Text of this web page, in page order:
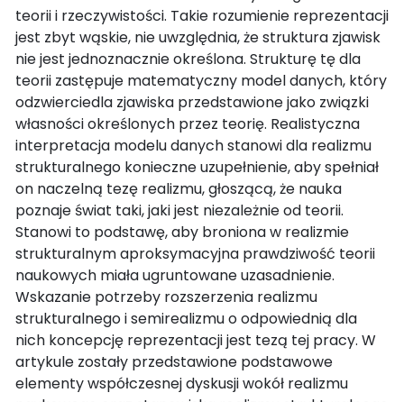
teorii i rzeczywistości. Takie rozumienie reprezentacji
jest zbyt wąskie, nie uwzględnia, że struktura zjawisk
nie jest jednoznacznie określona. Strukturę tę dla
teorii zastępuje matematyczny model danych, który
odzwierciedla zjawiska przedstawione jako związki
własności określonych przez teorię. Realistyczna
interpretacja modelu danych stanowi dla realizmu
strukturalnego konieczne uzupełnienie, aby spełniał
on naczelną tezę realizmu, głoszącą, że nauka
poznaje świat taki, jaki jest niezależnie od teorii.
Stanowi to podstawę, aby broniona w realizmie
strukturalnym aproksymacyjna prawdziwość teorii
naukowych miała ugruntowane uzasadnienie.
Wskazanie potrzeby rozszerzenia realizmu
strukturalnego i semirealizmu o odpowiednią dla
nich koncepcję reprezentacji jest tezą tej pracy. W
artykule zostały przedstawione podstawowe
elementy współczesnej dyskusji wokół realizmu